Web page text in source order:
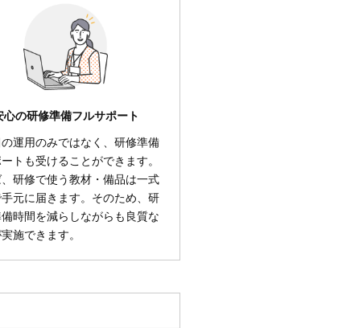
心の研修準備フルサポート
運用のみではなく、研修準備
トも受けることができます。
研修で使う教材・備品は一式
元に届きます。そのため、研
時間を減らしながらも良質な
施できます。